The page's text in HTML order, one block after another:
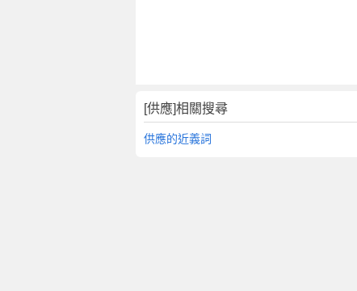
[供應]相關搜尋
供應的近義詞